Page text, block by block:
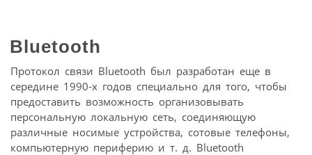
Bluetooth
Протокол связи Bluetooth был разработан еще в
середине 1990-х годов специально для того, чтобы
предоставить возможность организовывать
персональную локальную сеть, соединяющую
различные носимые устройства, сотовые телефоны,
компьютерную периферию и т. д. Bluetooth